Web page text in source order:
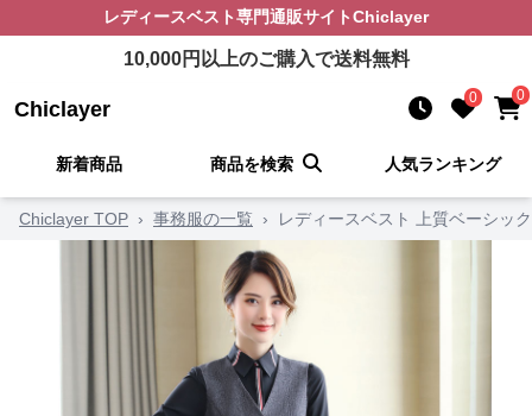
レディースベスト専門通販サイトChiclayer
10,000円以上のご購入で送料無料
Chiclayer 0 0
新着商品 商品を検索 人気ランキング
Chiclayer TOP › 事務服の一覧 › レディースベスト 上質ベーシッ